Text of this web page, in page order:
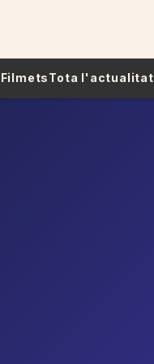
FilmetsTota l'actualitat